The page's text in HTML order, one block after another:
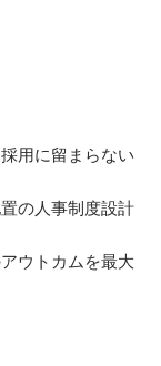
用に留まらない
の人事制度設計
ウトカムを最大